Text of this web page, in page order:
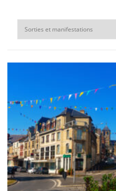
AGENCE DE PUBLICITÉ